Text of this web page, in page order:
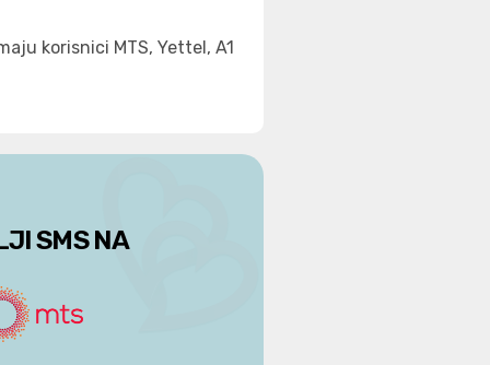
korisnici MTS, Yettel, A1
SMS NA